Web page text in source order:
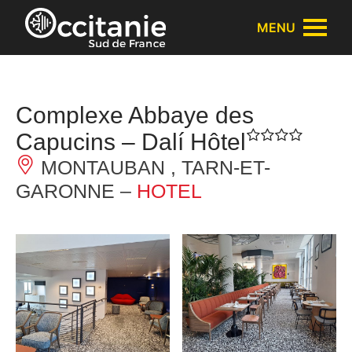
Cookies beheer paneel
MENU
Complexe Abbaye des
Capucins – Dalí Hôtel
MONTAUBAN , TARN-ET-
GARONNE – HOTEL